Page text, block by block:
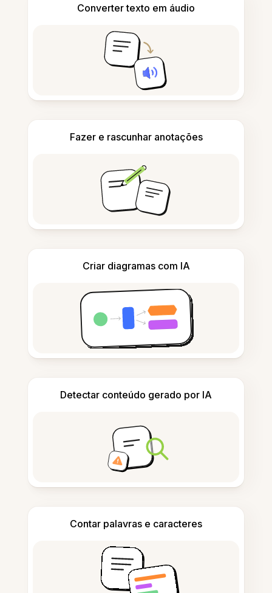
Converter texto em áudio
Fazer e rascunhar anotações
Criar diagramas com IA
Detectar conteúdo gerado por IA
Contar palavras e caracteres